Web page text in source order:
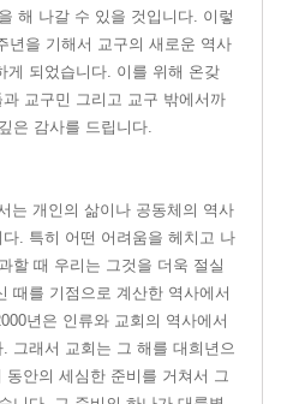
해 나갈 수 있을 것입니다. 이렇
년을 기해서 교구의 새로운 역사
게 되었습니다. 이를 위해 온갖
교구민 그리고 교구 밖에서까
은 감사를 드립니다.
는 개인의 삶이나 공동체의 역사
. 특히 어떤 어려움을 헤치고 나
할 때 우리는 그것을 더욱 절실
때를 기점으로 계산한 역사에서
년은 인류와 교회의 역사에서
그래서 교회는 그 해를 대희년으
안의 세심한 준비를 거쳐서 그